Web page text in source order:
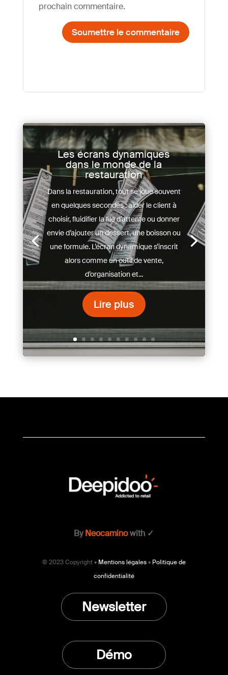
prochain commentaire.
Soumettre le commentaire
Les écrans dynamiques
dans le monde de la
restauration
Dans la restauration, tout se joue souvent
en quelques secondes : aider le client à
choisir, fluidifier la file d’attente ou donner
envie d’ajouter un dessert, une boisson ou
une formule. L’écran dynamique s’inscrit
alors comme un outil de vente,
d’organisation et...
Lire plus
ByNeocaminowith ✓
© 2023 Copyright • Mentions légales• Politique de
confidentialité
Newsletter
Démo